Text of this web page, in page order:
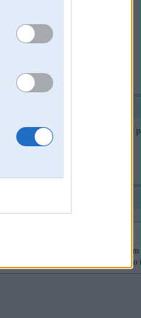
nebraucams un viena no kļūdām ir
saistībā ar ekoloģiju. Ko iesakāt?
paliek nebraucams un viena no
variants saistībā ar ekoloģiju. Ko